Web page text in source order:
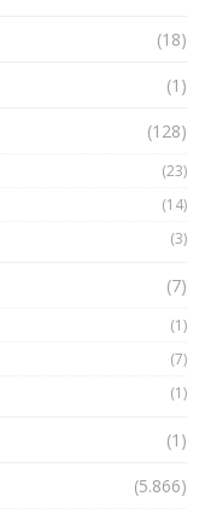
Trò đùa tỷ đô
(18)
(1)
(128)
(23)
(14)
(3)
(7)
(1)
(7)
(1)
(1)
(5.866)